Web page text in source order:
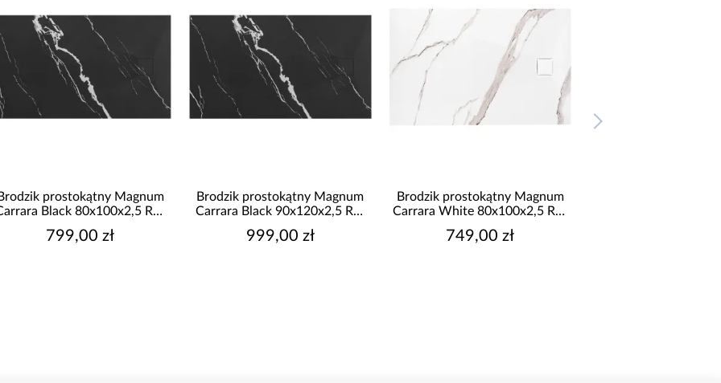
Magnum
80x100x2,5 Rea
799,00 zł
Brodzik prostokątny Magnum
Carrara Black 90x120x2,5 Rea
999,00 zł
Brodzik prostokątny Magnum
Carrara White 80x100x2,5 Rea
749,00 zł
Brodzik prostokątny Magnum
Carrara White 90x120x2,5